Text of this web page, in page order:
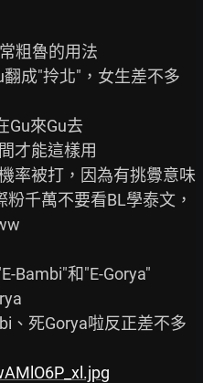
粗魯的用法
成"拎北"，女生差不多
Gu來Gu去
才能這樣用
率被打，因為有挑釁意味
千萬不要看BL學泰文，
Bambi"和"E-Gorya"
、死Gorya啦反正差不多